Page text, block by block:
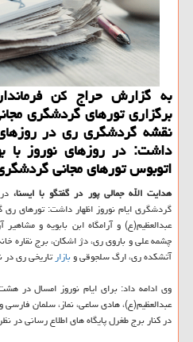
به گزارش حراج كن
نقشه گردشگری ری در روزهای
اتوبوس تورهای مجانی
هدایت الله جمالی پور در گفتگو با ایسنا،
گردشگری ایام نوروز اظهار داشت: تورهای
عبدالعظیم(ع) و آرامگاه ابن بابویه و مشاهیر
چشمه علی و باروی ری، دژ اشكان، برج نقاره
آتشكده ری، ارگ سلجوقی وبازارتاریخی ری
وی ادامه داد: برای ایام نوروز امسال در
عبدالعظیم(ع)، هادی ساعی، نماز، سلمان
در كنار برج طغرل پایگاه های اطلاع رسانی در